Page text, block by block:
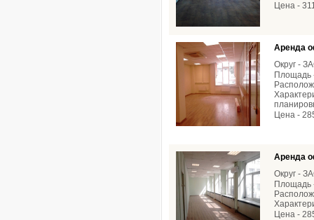
Цена -
Аренда
Округ -
Площадь
Цена -
Аренда
Округ -
Площадь
Цена -